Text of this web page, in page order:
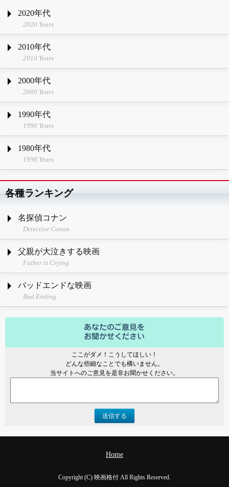
2020年代
2020 Years
2010年代
2010 Years
2000年代
2000 Years
1990年代
1990 Years
1980年代
1990 Years
各種ランキング
名探偵コナン
Detective Conan
父親が大泣きする映画
Father is Crying
バッドエンドな映画
Bad Ending
ここがダメ！こうしてほしい！
どんな些細なことでも構いません。
当サイトへのご意見を是非お聞かせください。
送信する
Home
Copyright (C) 映画格付 All Rights Reserved.